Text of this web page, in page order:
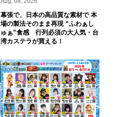
幕張で、日本の高品質な素材で 本
場の製法そのまま再現 “ふわぁし
ゅぁ”食感 行列必須の大人気・台
湾カステラが買える！